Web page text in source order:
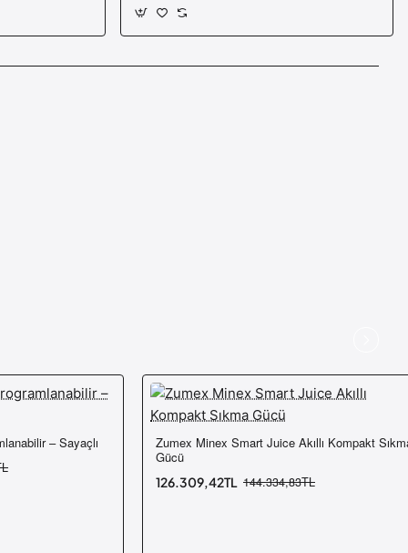
Ücretsiz Kargo
– Sayaçlı Ücretsiz
-12%
Zumex Minex Smart Juice Akıllı Kompakt
Gücü
126.309,42TL 144.334,83TL